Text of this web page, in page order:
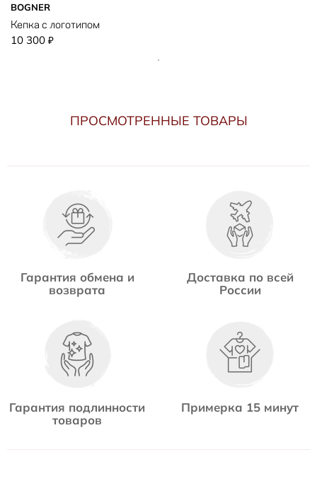
BOGNER
Кепка с логотипом
10 300 ₽
ПРОСМОТРЕННЫЕ ТОВАРЫ
Гарантия обмена и
возврата
Доставка по всей
России
Гарантия подлинности
товаров
Примерка 15 минут